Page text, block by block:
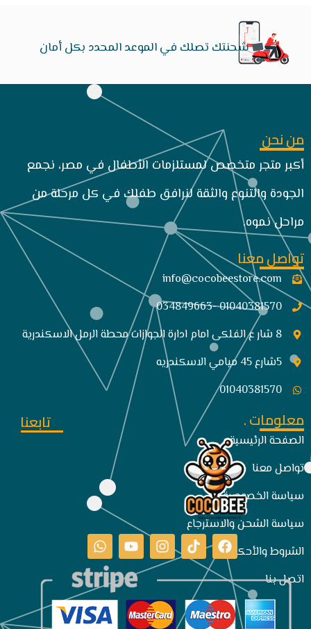
شحنتك تصلك في الموعد المحدد بكل أمان
من نحن
أكبر متجر متخصص لمستلزمات الأطفال في مصر، نجمع
الجودة والتنوع والثقة لنرافق طفلك في كل مرحلة من
مراحل نموه.
تواصل معنا
info@cocobeestore.com​
01040381570 -034849663
8 شار ع الفلكى امام ادارة الجوازات محطة الرمل الاسكندرية
5شارع 45 ميامي الاسكندريه
01040381570
معلومات .
الصفحة الرئيسية
تواصل معنا
سياسة الخصوصية
سياسة الشحن والاسترجاع
الشروط والأحكام
اتصل بنا
تابعنا